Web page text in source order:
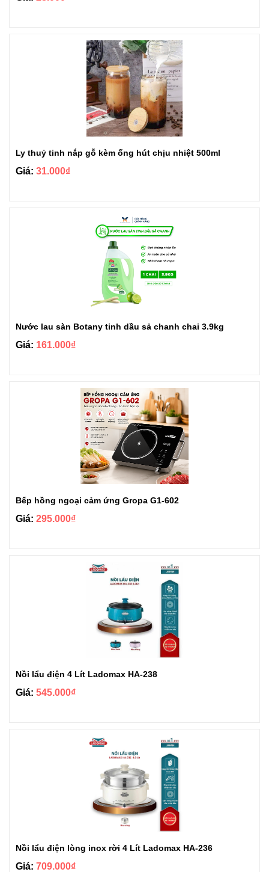
Ly thuỷ tinh nắp gỗ kèm ống hút chịu nhiệt 500ml
Giá: 31.000₫
Nước lau sàn Botany tinh dầu sả chanh chai 3.9kg
Giá: 161.000₫
Bếp hồng ngoại cảm ứng Gropa G1-602
Giá: 295.000₫
Nồi lẩu điện 4 Lít Ladomax HA-238
Giá: 545.000₫
Nồi lẩu điện lòng inox rời 4 Lít Ladomax HA-236
Giá: 709.000₫